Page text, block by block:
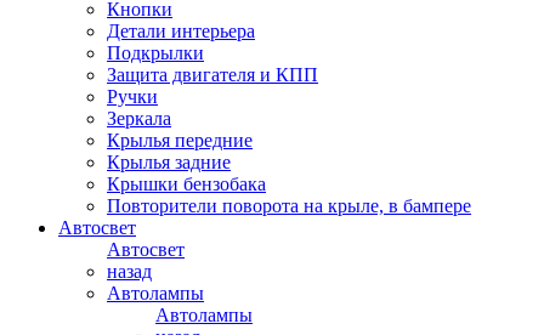
Кнопки
Детали интерьера
Подкрылки
Защита двигателя и КПП
Ручки
Зеркала
Крылья передние
Крылья задние
Крышки бензобака
Повторители поворота на крыле, в бампере
Автосвет
Автосвет
назад
Автолампы
Автолампы